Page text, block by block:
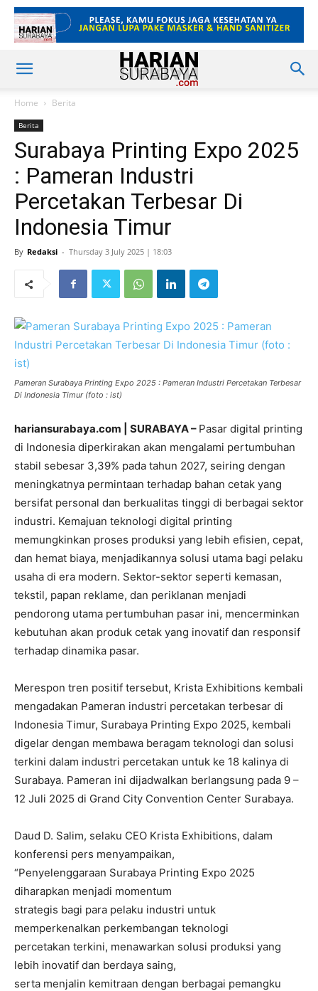
Home Berita
Berita
Surabaya Printing Expo 2025
: Pameran Industri
Percetakan Terbesar Di
Indonesia Timur
By Redaksi - Thursday 3 July 2025 | 18:03
Pameran Surabaya Printing Expo 2025 : Pameran Industri Percetakan Terbesar
Di Indonesia Timur (foto : ist)
hariansurabaya.com | SURABAYA – Pasar digital printing
di Indonesia diperkirakan akan mengalami pertumbuhan
stabil sebesar 3,39% pada tahun 2027, seiring dengan
meningkatnya permintaan terhadap bahan cetak yang
bersifat personal dan berkualitas tinggi di berbagai sektor
industri. Kemajuan teknologi digital printing
memungkinkan proses produksi yang lebih efisien, cepat,
dan hemat biaya, menjadikannya solusi utama bagi pelaku
usaha di era modern. Sektor-sektor seperti kemasan,
tekstil, papan reklame, dan periklanan menjadi
pendorong utama pertumbuhan pasar ini, mencerminkan
kebutuhan akan produk cetak yang inovatif dan responsif
terhadap dinamika pasar.
Merespon tren positif tersebut, Krista Exhibitions kembali
mengadakan Pameran industri percetakan terbesar di
Indonesia Timur, Surabaya Printing Expo 2025, kembali
digelar dengan membawa beragam teknologi dan solusi
terkini dalam industri percetakan untuk ke 18 kalinya di
Surabaya. Pameran ini dijadwalkan berlangsung pada 9 –
12 Juli 2025 di Grand City Convention Center Surabaya.
Daud D. Salim, selaku CEO Krista Exhibitions, dalam
konferensi pers menyampaikan,
“Penyelenggaraan Surabaya Printing Expo 2025
diharapkan menjadi momentum
strategis bagi para pelaku industri untuk
memperkenalkan perkembangan teknologi
percetakan terkini, menawarkan solusi produksi yang
lebih inovatif dan berdaya saing,
serta menjalin kemitraan dengan berbagai pemangku